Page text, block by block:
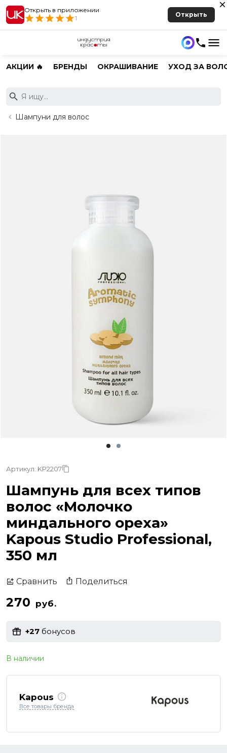
Открыть в приложении
1
Открыть
АКЦИИ 🔥 БРЕНДЫ ОКРАШИВАНИЕ УХОД ЗА
Шампуни для волос
Артикул: KP2207
Шампунь для всех типов
волос «Молочко
миндального ореха»
Kapous Studio Professional,
350 мл
Сравнить Поделиться
270 руб.
+27 бонусов
В наличии
Kapous
Все товары бренда